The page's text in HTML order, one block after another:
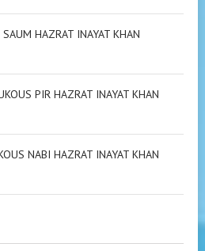
HAZRAT INAYAT KHAN
PIR HAZRAT INAYAT KHAN
NABI HAZRAT INAYAT KHAN